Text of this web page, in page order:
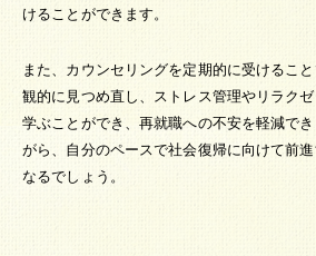
けることができます。
また、カウンセリングを定期的に受けるこ
観的に見つめ直し、ストレス管理やリラク
学ぶことができ、再就職への不安を軽減で
がら、自分のペースで社会復帰に向けて前
なるでしょう。